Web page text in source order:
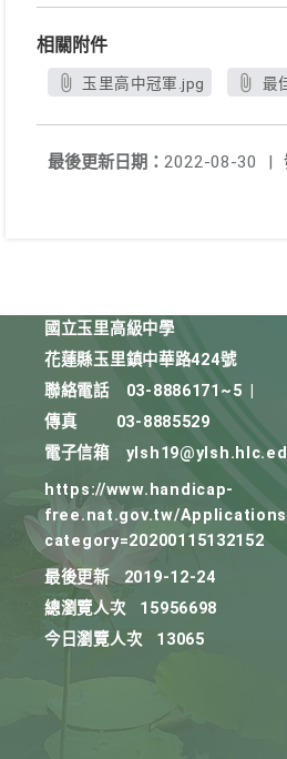
相關附件
玉里高中冠軍.jpg 最
最後更新日期： 2022-08-30
|
國立玉里高級中學
花蓮縣玉里鎮中華路424號
聯絡電話
03-8886171~5
傳真
03-8885529
電子信箱
https://www.handicap-
free.nat.gov.tw/
category=20200115132152
最後更新
2019-12-24
總瀏覽人次
15956698
今日瀏覽人次
13065